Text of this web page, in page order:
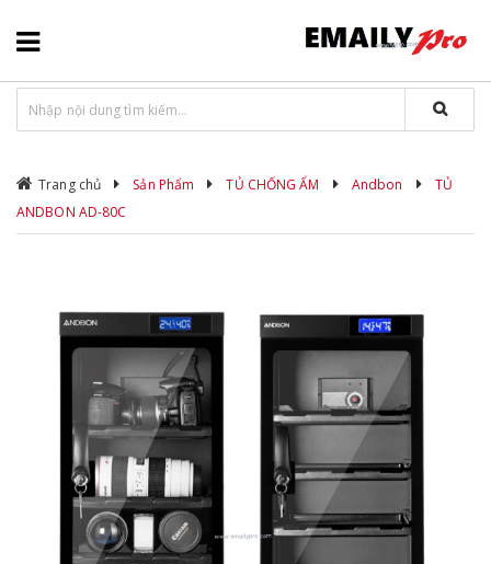
Trang chủ Sản Phẩm TỦ CHỐNG ẨM Andbon
TỦ
ANDBON AD-80C